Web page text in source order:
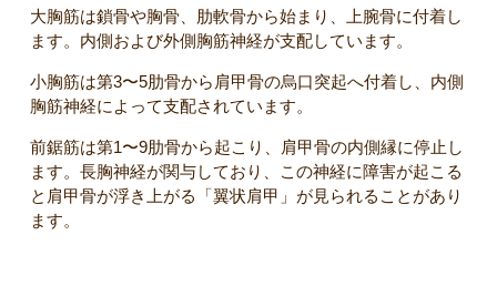
大胸筋は鎖骨や胸骨、肋軟骨から始まり、上腕骨に付着し
ます。内側および外側胸筋神経が支配しています。
小胸筋は第3〜5肋骨から肩甲骨の烏口突起へ付着し、内側
胸筋神経によって支配されています。
前鋸筋は第1〜9肋骨から起こり、肩甲骨の内側縁に停止し
ます。長胸神経が関与しており、この神経に障害が起こる
と肩甲骨が浮き上がる「翼状肩甲」が見られることがあり
ます。